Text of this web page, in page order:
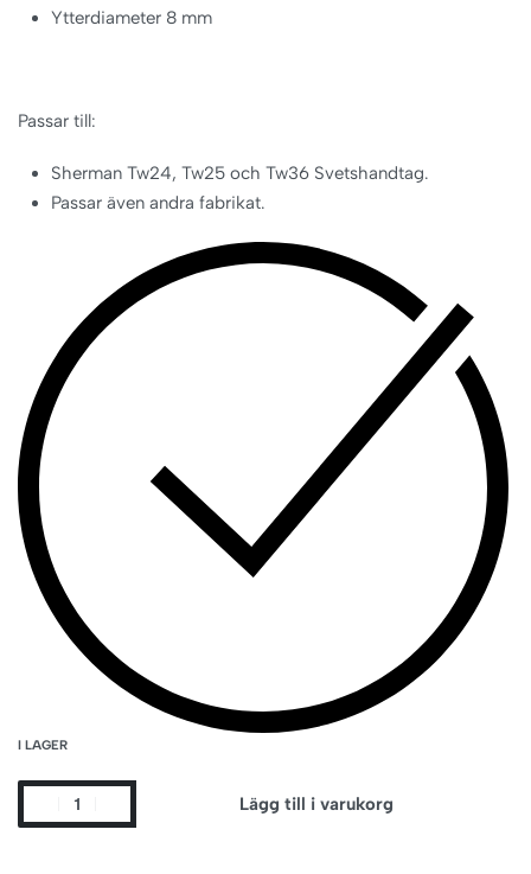
Ytterdiameter 8 mm
Passar till:
Sherman Tw24, Tw25 och Tw36 Svetshandtag.
Passar även andra fabrikat.
I LAGER
Lägg till i varukorg